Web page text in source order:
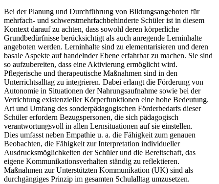
Bei der Planung und Durchführung von Bildungsangeboten für
mehrfach- und schwerstmehrfachbehinderte Schüler ist in diesem
Kontext darauf zu achten, dass sowohl deren körperliche
Grundbedürfnisse berücksichtigt als auch anregende Lerninhalte
angeboten werden. Lerninhalte sind zu elementarisieren und deren
basale Aspekte auf handelnder Ebene erfahrbar zu machen. Sie sind
so aufzubereiten, dass eine Aktivierung ermöglicht wird.
Pflegerische und therapeutische Maßnahmen sind in den
Unterrichtsalltag zu integrieren. Dabei erlangt die Förderung von
Autonomie in Situationen der Nahrungsaufnahme sowie bei der
Verrichtung existenzieller Körperfunktionen eine hohe Bedeutung.
Art und Umfang des sonderpädagogischen Förderbedarfs dieser
Schüler erfordern Bezugspersonen, die sich pädagogisch
verantwortungsvoll in allen Lernsituationen auf sie einstellen.
Dies umfasst neben Empathie u. a. die Fähigkeit zum genauen
Beobachten, die Fähigkeit zur Interpretation individueller
Ausdrucksmöglichkeiten der Schüler und die Bereitschaft, das
eigene Kommunikationsverhalten ständig zu reflektieren.
Maßnahmen zur Unterstützten Kommunikation (UK) sind als
durchgängiges Prinzip im gesamten Schulalltag umzusetzen.